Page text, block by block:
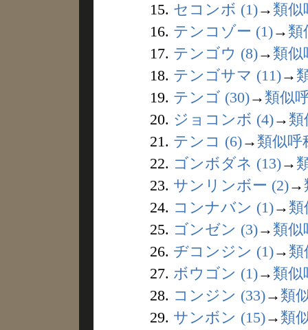
15. セコンボ (1)→ 類似
16. テンコゾー (1)→ 類
17. テンゴウ (8)→ 類似
18. テンゴサマ (11)→
19. テンゴ (30)→ 類似
20. ジョコンボ (4)→ 類
21. テンコ (6)→ 類似呼
22. ゴンボダネ (13)→
23. サンリンボー (2)→
24. コンナバン (1)→ 類
25. ゴンゼン (3)→ 類似
26. ヂコンジン (1)→ 類
27. ボウゴン (1)→ 類似
28. コンジン (33)→ 類
29. サンボン (15)→ 類